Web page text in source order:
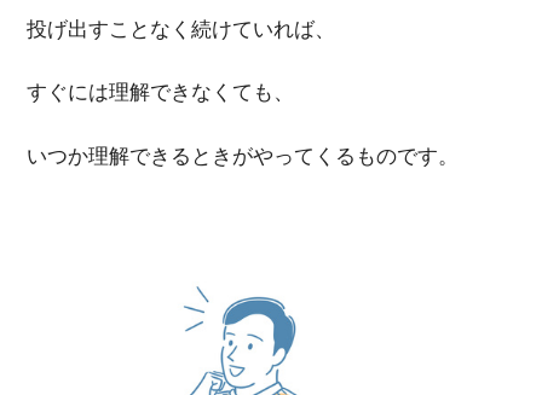
投げ出すことなく続けていれば、
すぐには理解できなくても、
いつか理解できるときがやってくるものです。